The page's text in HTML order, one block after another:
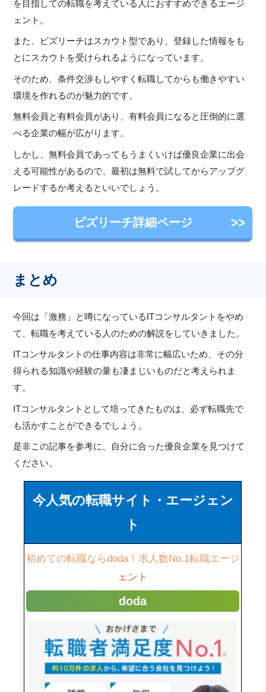
を目指しての転職を考えている人におすすめできるエージ
ェント。
また、ビズリーチはスカウト型であり、登録した情報をも
とにスカウトを受けられるようになっています。
そのため、条件交渉もしやすく転職してからも働きやすい
環境を作れるのが魅力的です。
無料会員と有料会員があり、有料会員になると圧倒的に選
べる企業の幅が広がります。
しかし、無料会員であってもうまくいけば優良企業に出会
える可能性があるので、最初は無料で試してからアップグ
レードするか考えるといいでしょう。
ビズリーチ詳細ページ
まとめ
今回は「激務」と噂になっているITコンサルタントをやめ
て、転職を考えている人のための解説をしていきました。
ITコンサルタントの仕事内容は非常に幅広いため、その分
得られる知識や経験の量も凄まじいものだと考えられま
す。
ITコンサルタントとして培ってきたものは、必ず転職先で
も活かすことができるでしょう。
是非この記事を参考に、自分に合った優良企業を見つけて
ください。
今人気の転職サイト・エージェン
ト
初めての転職ならdoda！求人数No.1転職エージ
ェント
doda